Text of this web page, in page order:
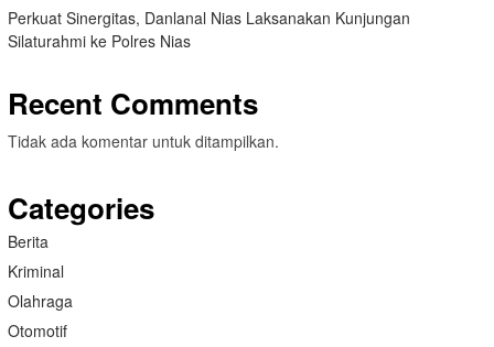
Perkuat Sinergitas, Danlanal Nias Laksanakan Kunjungan
Silaturahmi ke Polres Nias
Recent Comments
Tidak ada komentar untuk ditampilkan.
Categories
Berita
Kriminal
Olahraga
Otomotif